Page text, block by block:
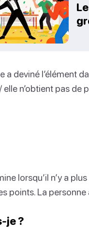
a deviné l’élément
elle n’obtient pas de
lorsqu’il n’y a
points. La
je ?